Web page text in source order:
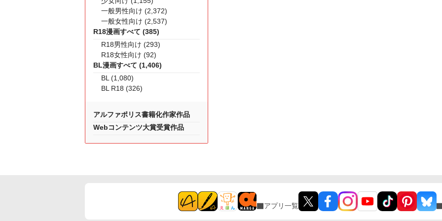
一般男性向け (2,372)
一般女性向け (2,537)
R18漫画すべて (385)
R18男性向け (293)
R18女性向け (92)
BL漫画すべて (1,406)
BL (1,080)
BL R18 (326)
アルファポリス書籍化作家作品
Webコンテンツ大賞受賞作品
アプリ一覧